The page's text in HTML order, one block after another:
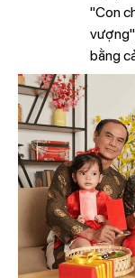
"Con
bằng